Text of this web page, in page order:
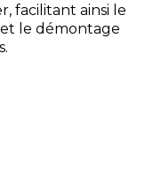
facilitant ainsi le
le démontage